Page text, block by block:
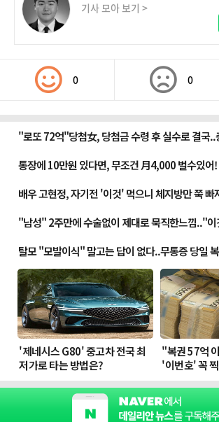
기사 모아 보기 >
0 0